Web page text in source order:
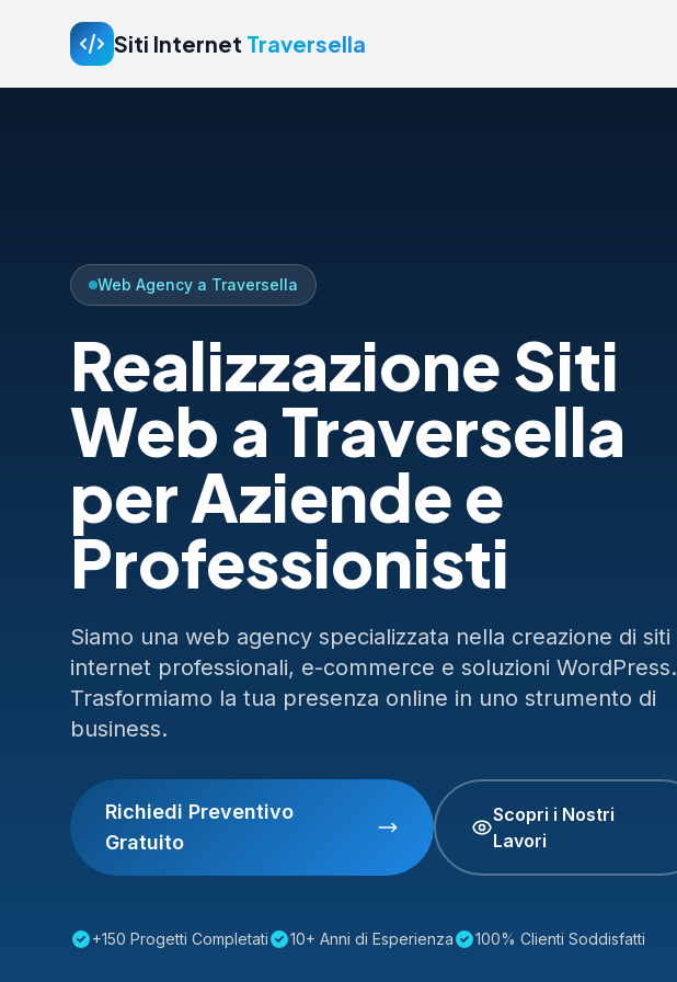
Siti Internet Traversella
Web Agency a Traversella
Realizzazione Siti
Web a Traversella
per Aziende e
Professionisti
Siamo una web agency specializzata nella creazione di siti
internet professionali, e-commerce e soluzioni WordPress.
Trasformiamo la tua presenza online in uno strumento di
business.
Richiedi Preventivo
Gratuito
Scopri i Nostri
Lavori
+150 Progetti Completati 10+ Anni di Esperienza 100% Clienti Soddisfatti